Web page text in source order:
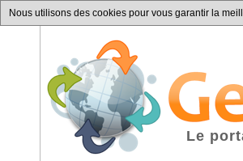
Nous utilisons des cookies pour vous garantir la
Le